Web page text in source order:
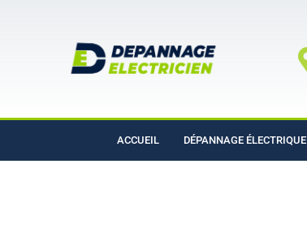
ACCUEIL DÉPANNAGE ÉLECTRIQUE